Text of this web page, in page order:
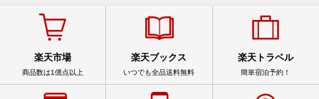
楽天市場
商品数は1億点以上
楽天ブックス
いつでも全品送料無料
楽天トラベル
簡単宿泊予約！